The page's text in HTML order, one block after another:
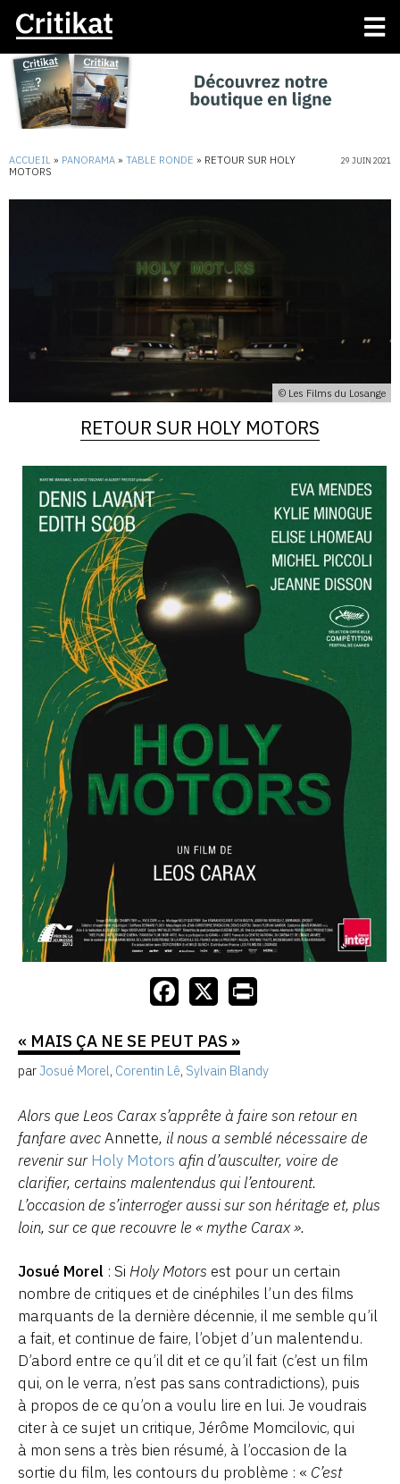
ACCUEIL » PANORAMA » TABLE RONDE » RETOUR SUR HOLY
MOTORS
29 JUIN 2021
© Les Films du Losange
RETOUR SUR HOLY MOTORS
« MAIS ÇA NE SE PEUT PAS »
parJosué Morel, Corentin Lê, Sylvain Blandy
Alors que Leos Carax s’apprête à faire son retour en
fanfare avecAnnette, il nous a semblé nécessaire de
revenir sur Holy Motors afin d’ausculter, voire de
clarifier, certains malentendus qui l’entourent.
L’occasion de s’interroger aussi sur son héritage et, plus
loin, sur ce que recouvre le « mythe Carax ».
Josué Morel : Si Holy Motors est pour un certain
nombre de critiques et de cinéphiles l’un des films
marquants de la dernière décennie, il me semble qu’il
a fait, et continue de faire, l’objet d’un malentendu.
D’abord entre ce qu’il dit et ce qu’il fait (c’est un film
qui, on le verra, n’est pas sans contradictions), puis
à propos de ce qu’on a voulu lire en lui. Je voudrais
citer à ce sujet un critique, Jérôme Momcilovic, qui
à mon sens a très bien résumé, à l’occasion de la
sortie du film, les contours du problème : « C’est